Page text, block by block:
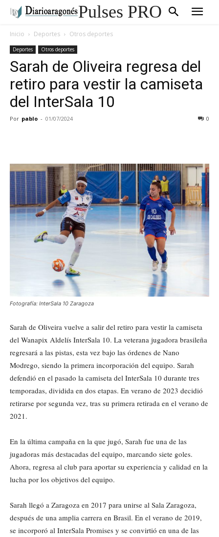
Pulses PRO
Inicio Deportes Otros deportes
Deportes Otros deportes
Sarah de Oliveira regresa del
retiro para vestir la camiseta
del InterSala 10
Por pablo - 01/07/2024 0
Fotografía: InterSala 10 Zaragoza
Sarah de Oliveira vuelve a salir del retiro para vestir la camiseta
del Wanapix Aldelís InterSala 10. La veterana jugadora brasileña
regresará a las pistas, esta vez bajo las órdenes de Nano
Modrego, siendo la primera incorporación del equipo. Sarah
defendió en el pasado la camiseta del InterSala 10 durante tres
temporadas, dividida en dos etapas. En verano de 2023 decidió
retirarse por segunda vez, tras su primera retirada en el verano de
2021.
En la última campaña en la que jugó, Sarah fue una de las
jugadoras más destacadas del equipo, marcando siete goles.
Ahora, regresa al club para aportar su experiencia y calidad en la
lucha por los objetivos del equipo.
Sarah llegó a Zaragoza en 2017 para unirse al Sala Zaragoza,
después de una amplia carrera en Brasil. En el verano de 2019,
se incorporó al InterSala Promises y se convirtió en una de las